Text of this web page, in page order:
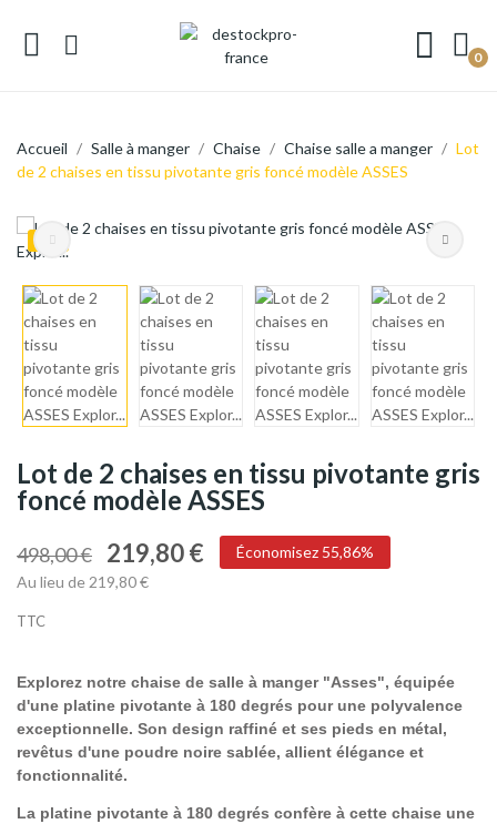
0
Accueil Salle à manger Chaise Chaise salle a manger
Lot
de 2 chaises en tissu pivotante gris foncé modèle ASSES
Pack
Lot de 2 chaises en tissu pivotante gris
foncé modèle ASSES
498,00 € 219,80 €
Économisez 55,86%
Au lieu de 219,80 €
TTC
Explorez notre chaise de salle à manger "Asses", équipée
d'une platine pivotante à 180 degrés pour une polyvalence
exceptionnelle. Son design raffiné et ses pieds en métal,
revêtus d'une poudre noire sablée, allient élégance et
fonctionnalité.
La platine pivotante à 180 degrés confère à cette chaise une